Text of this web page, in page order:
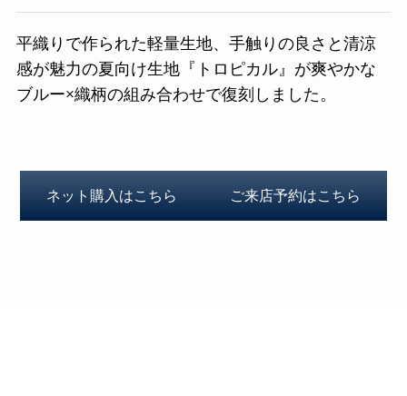
平織りで作られた軽量生地、手触りの良さと清涼
感が魅力の夏向け生地『トロピカル』が爽やかな
ブルー×織柄の組み合わせで復刻しました。
ネット購入はこちら ご来店予約はこちら